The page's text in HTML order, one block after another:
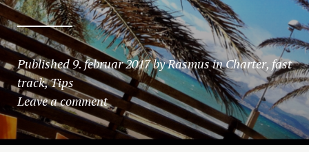
Published 9. februar 2017byRasmusinCharter, fast
track,Tips
Leave a comment